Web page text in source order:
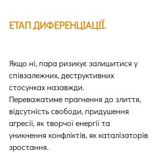
ЕТАП ДИФЕРЕНЦІАЦІЇ.
Якщо ні, пара ризикує залишитися у
співзалежних, деструктивних
стосунках назавжди.
Переважатиме прагнення до злиття,
відсутність свободи, придушення
агресії, як творчої енергії та
уникнення конфліктів, як каталізаторів
зростання.